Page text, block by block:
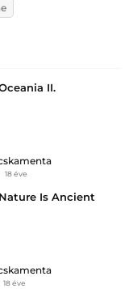
II.
18 éve
Is Ancient
18 éve